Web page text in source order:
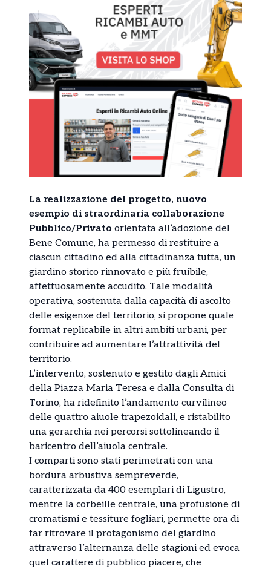
La realizzazione del progetto, nuovo
esempio di straordinaria collaborazione
Pubblico/Privato orientata all’adozione del
Bene Comune, ha permesso di restituire a
ciascun cittadino ed alla cittadinanza tutta, un
giardino storico rinnovato e più fruibile,
affettuosamente accudito. Tale modalità
operativa, sostenuta dalla capacità di ascolto
delle esigenze del territorio, si propone quale
format replicabile in altri ambiti urbani, per
contribuire ad aumentare l’attrattività del
territorio.
L’intervento, sostenuto e gestito dagli Amici
della Piazza Maria Teresa e dalla Consulta di
Torino, ha ridefinito l’andamento curvilineo
delle quattro aiuole trapezoidali, e ristabilito
una gerarchia nei percorsi sottolineando il
baricentro dell’aiuola centrale.
I comparti sono stati perimetrati con una
bordura arbustiva sempreverde,
caratterizzata da 400 esemplari di Ligustro,
mentre la corbeille centrale, una profusione di
cromatismi e tessiture fogliari, permette ora di
far ritrovare il protagonismo del giardino
attraverso l’alternanza delle stagioni ed evoca
quel carattere di pubblico piacere, che